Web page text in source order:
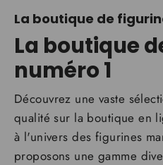
La boutique de
La boutique
numéro 1
Découvrez une vaste
qualité sur la boutique en
à l'univers des figurines
proposons une gamme